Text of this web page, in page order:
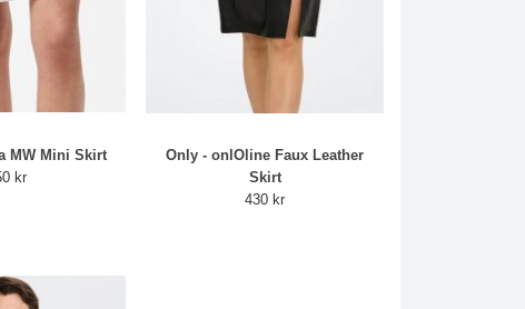
MW Mini Skirt
kr
Only - onlOline Faux Leather
Skirt
430 kr